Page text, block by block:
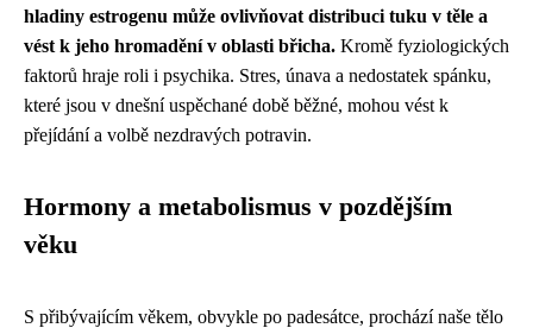
hladiny estrogenu může ovlivňovat distribuci tuku v těle a
vést k jeho hromadění v oblasti břicha. Kromě fyziologických
faktorů hraje roli i psychika. Stres, únava a nedostatek spánku,
které jsou v dnešní uspěchané době běžné, mohou vést k
přejídání a volbě nezdravých potravin.
Hormony a metabolismus v pozdějším
věku
S přibývajícím věkem, obvykle po padesátce, prochází naše tělo